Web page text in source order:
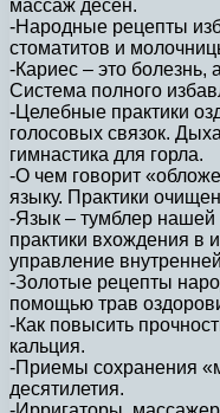
массаж десен.
-Народные рецепты
стоматитов и
-Кариес – это болезнь,
Система полного
-Целебные практики
голосовых связок.
гимнастика для горла.
-О чем говорит
языку. Практики
-Язык – тумблер нашей
практики вхождения в
управление
-Золотые рецепты
помощью трав
-Как повысить
кальция.
-Приемы сохранения
десятилетия.